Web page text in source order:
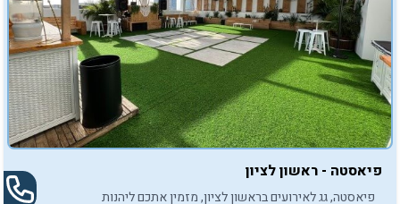
פיאסטה - ראשון לציון
פיאסטה, גג לאירועים בראשון לציון, מזמין אתכם ליהנות